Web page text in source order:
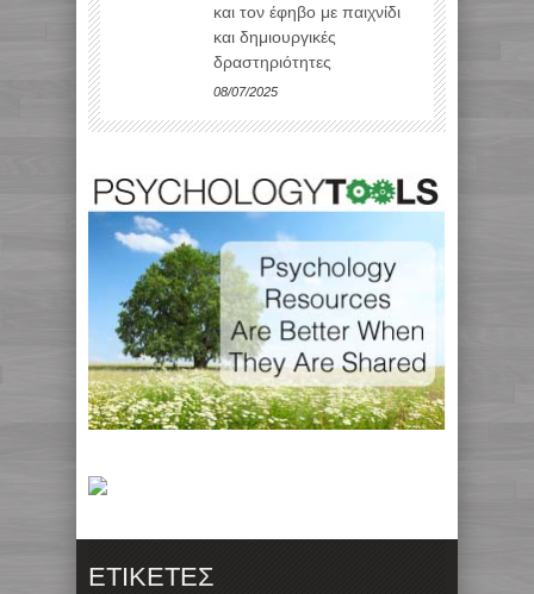
και τον έφηβο με παιχνίδι
και δημιουργικές
δραστηριότητες
08/07/2025
ΕΤΙΚΈΤΕΣ